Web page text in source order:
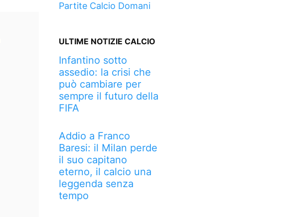
Partite Calcio Domani
ULTIME NOTIZIE CALCIO
Infantino sotto
assedio: la crisi che
può cambiare per
sempre il futuro della
FIFA
Addio a Franco
Baresi: il Milan perde
il suo capitano
eterno, il calcio una
leggenda senza
tempo